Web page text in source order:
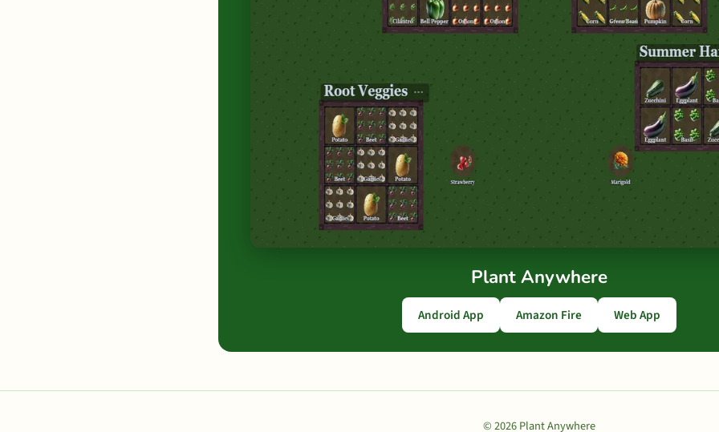
Plant Anywhere
Android App Amazon Fire Web App
© 2026 Plant Anywhere